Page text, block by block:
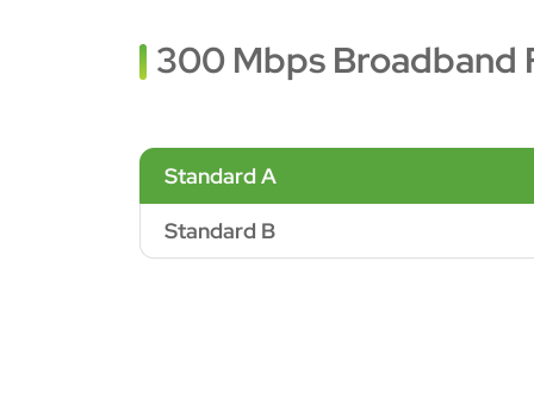
300 Mbps Broadband
Standard A
Standard B